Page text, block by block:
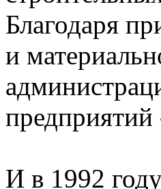
Благодаря
и
И в 1992